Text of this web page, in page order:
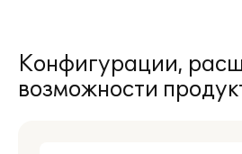
Конфигурации,
возможности